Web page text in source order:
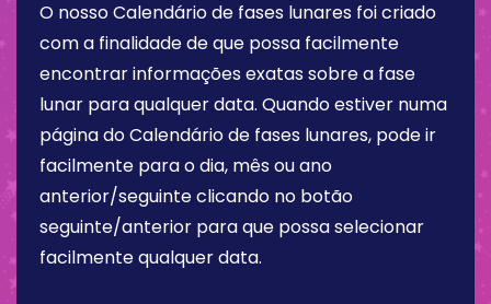
O nosso Calendário de fases lunares foi criado
com a finalidade de que possa facilmente
encontrar informações exatas sobre a fase
lunar para qualquer data. Quando estiver numa
página do Calendário de fases lunares, pode ir
facilmente para o dia, mês ou ano
anterior/seguinte clicando no botão
seguinte/anterior para que possa selecionar
facilmente qualquer data.